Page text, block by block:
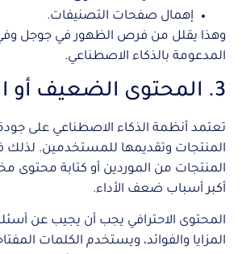
إهمال صفحات التصنيفات.
وهذا يقلل من فرص الظهور في جوجل وفي
المدعومة بالذكاء الاصطناعي.
3. المحتوى الضعيف أو المنسوخ
تعتمد أنظمة الذكاء الاصطناعي على
المنتجات وتقديمها للمستخدمين.
المنتجات من الموردين أو كتابة محتوى
أكبر أسباب ضعف الأداء.
المحتوى الاحترافي يجب أن يجيب عن أسئلة
المزايا والفوائد، ويستخدم الكلمات